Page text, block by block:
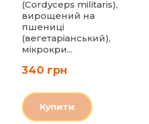
(Cordyceps militaris),
вирощений на
пшениці
(вегетаріанський),
мікрокри...
340 грн
Купити